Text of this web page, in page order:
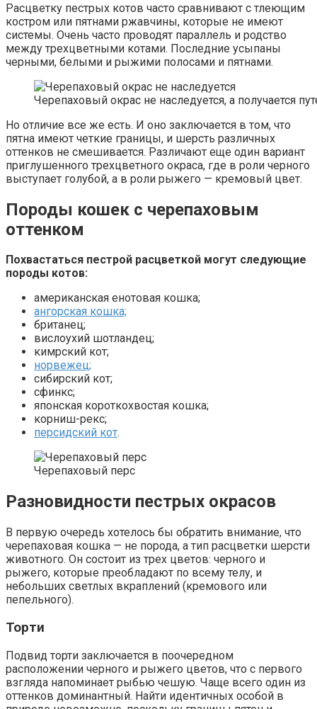
Расцветку пестрых котов часто сравнивают с тлеющим
костром или пятнами ржавчины, которые не имеют
системы. Очень часто проводят параллель и родство
между трехцветными котами. Последние усыпаны
черными, белыми и рыжими полосами и пятнами.
Черепаховый окрас не наследуется, а получается
Но отличие все же есть. И оно заключается в том, что
пятна имеют четкие границы, и шерсть различных
оттенков не смешивается. Различают еще один вариант
приглушенного трехцветного окраса, где в роли черного
выступает голубой, а в роли рыжего — кремовый цвет.
Породы кошек с черепаховым
оттенком
Похвастаться пестрой расцветкой могут следующие
породы котов:
американская енотовая кошка;
ангорская кошка;
британец;
вислоухий шотландец;
кимрский кот;
норвежец;
сибирский кот;
сфинкс;
японская короткохвостая кошка;
корниш-рекс;
персидский кот.
Черепаховый перс
Разновидности пестрых окрасов
В первую очередь хотелось бы обратить внимание, что
черепаховая кошка — не порода, а тип расцветки шерсти
животного. Он состоит из трех цветов: черного и
рыжего, которые преобладают по всему телу, и
небольших светлых вкраплений (кремового или
пепельного).
Торти
Подвид торти заключается в поочередном
расположении черного и рыжего цветов, что с первого
взгляда напоминает рыбью чешую. Чаще всего один из
оттенков доминантный. Найти идентичных особой в